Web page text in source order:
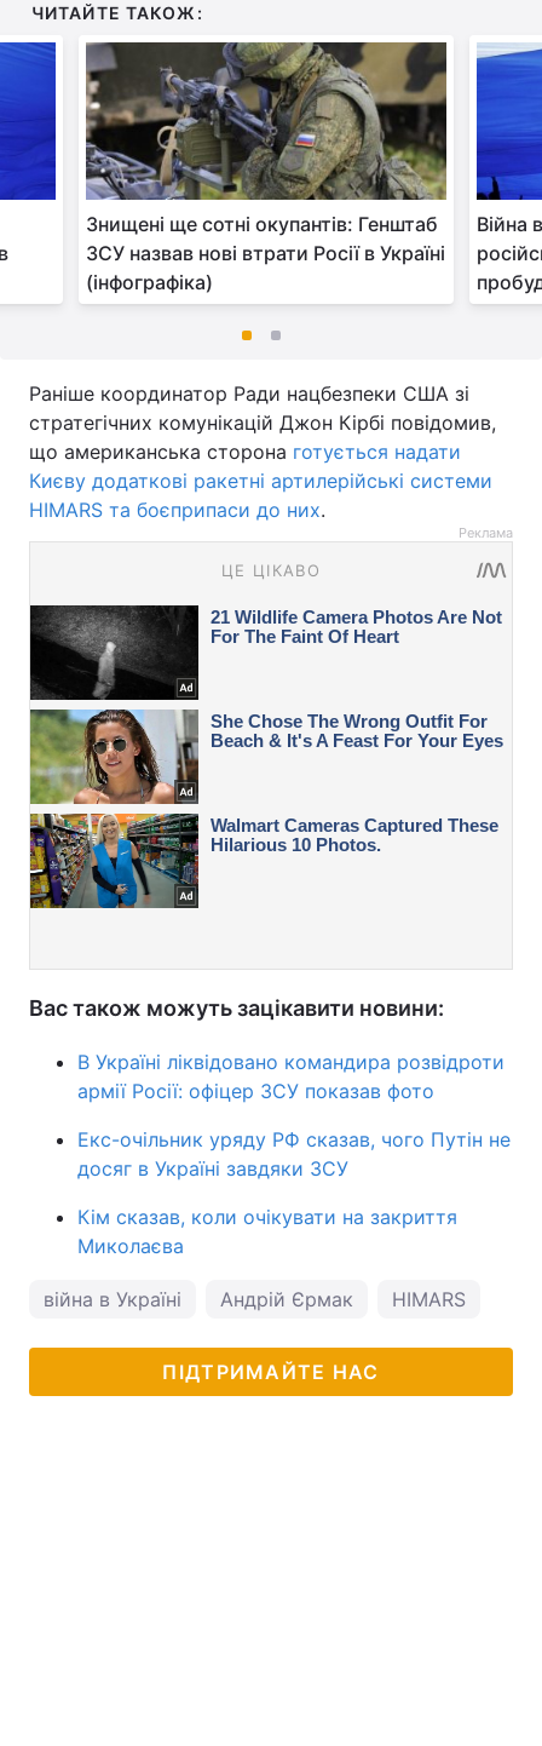
ЧИТАЙТЕ ТАКОЖ:
Знищені ще сотні окупантів: Генштаб
ЗСУ назвав нові втрати Росії в Україні
(інфографіка)
Війна
Раніше координатор Ради нацбезпеки США зі
стратегічних комунікацій Джон Кірбі повідомив,
що американська сторона готується надати
Києву додаткові ракетні артилерійські системи
HIMARS та боєприпаси до них.
Реклама
Вас також можуть зацікавити новини:
В Україні ліквідовано командира розвідроти
армії Росії: офіцер ЗСУ показав фото
Екс-очільник уряду РФ сказав, чого Путін не
досяг в Україні завдяки ЗСУ
Кім сказав, коли очікувати на закриття
Миколаєва
війна в Україні Андрій Єрмак HIMARS
ПІДТРИМАЙТЕ НАС